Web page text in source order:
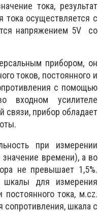
тока, результат
тока осуществляется с
напряжением 5V со
прибором, он
токов, постоянного и
с помощью
входном усилителе
связи, прибор обладает
при измерении
времени), а во
не превышает 1,5%.
для измерения
тока, м.cz.
сопротивления, шкала с